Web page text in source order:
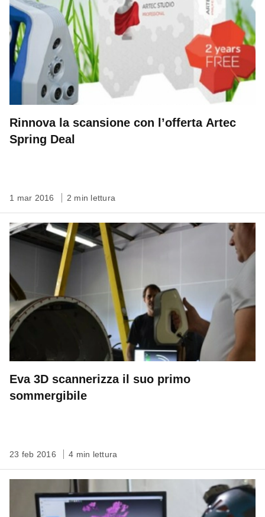
Rinnova la scansione con l’offerta Artec
Spring Deal
1 mar 2016 2 min lettura
Eva 3D scannerizza il suo primo
sommergibile
23 feb 2016 4 min lettura